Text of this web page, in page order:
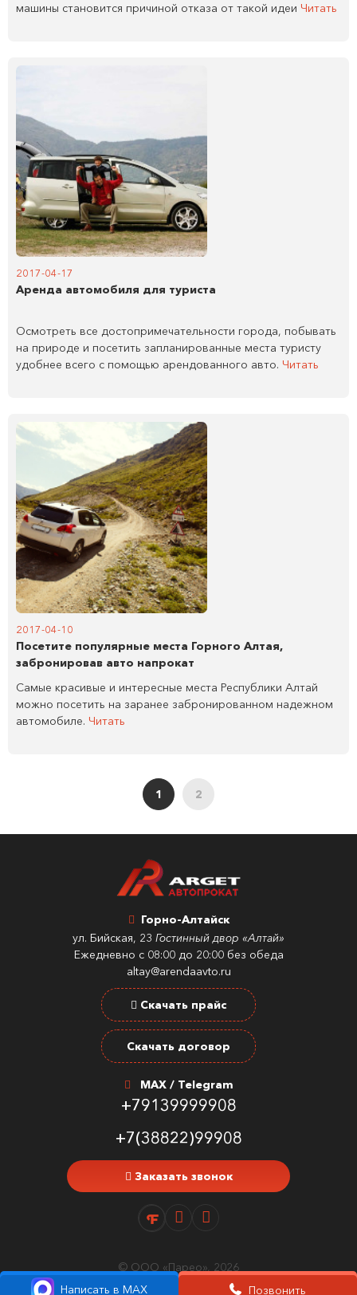
машины становится причиной отказа от такой идеи Читать
2017-04-17
Аренда автомобиля для туриста
Осмотреть все достопримечательности города, побывать
на природе и посетить запланированные места туристу
удобнее всего с помощью арендованного авто. Читать
2017-04-10
Посетите популярные места Горного Алтая,
забронировав авто напрокат
Самые красивые и интересные места Республики Алтай
можно посетить на заранее забронированном надежном
автомобиле. Читать
1 2
Горно-Алтайск
ул. Бийская, 23 Гостинный двор «Алтай»
Ежедневно с 08:00 до 20:00 без обеда
altay@arendaavto.ru
Скачать прайс
Скачать договор
MAX / Telegram
+79139999908
+7(38822)99908
Заказать звонок
© ООО «Парео», 2026
Написать в MAX
Позвонить